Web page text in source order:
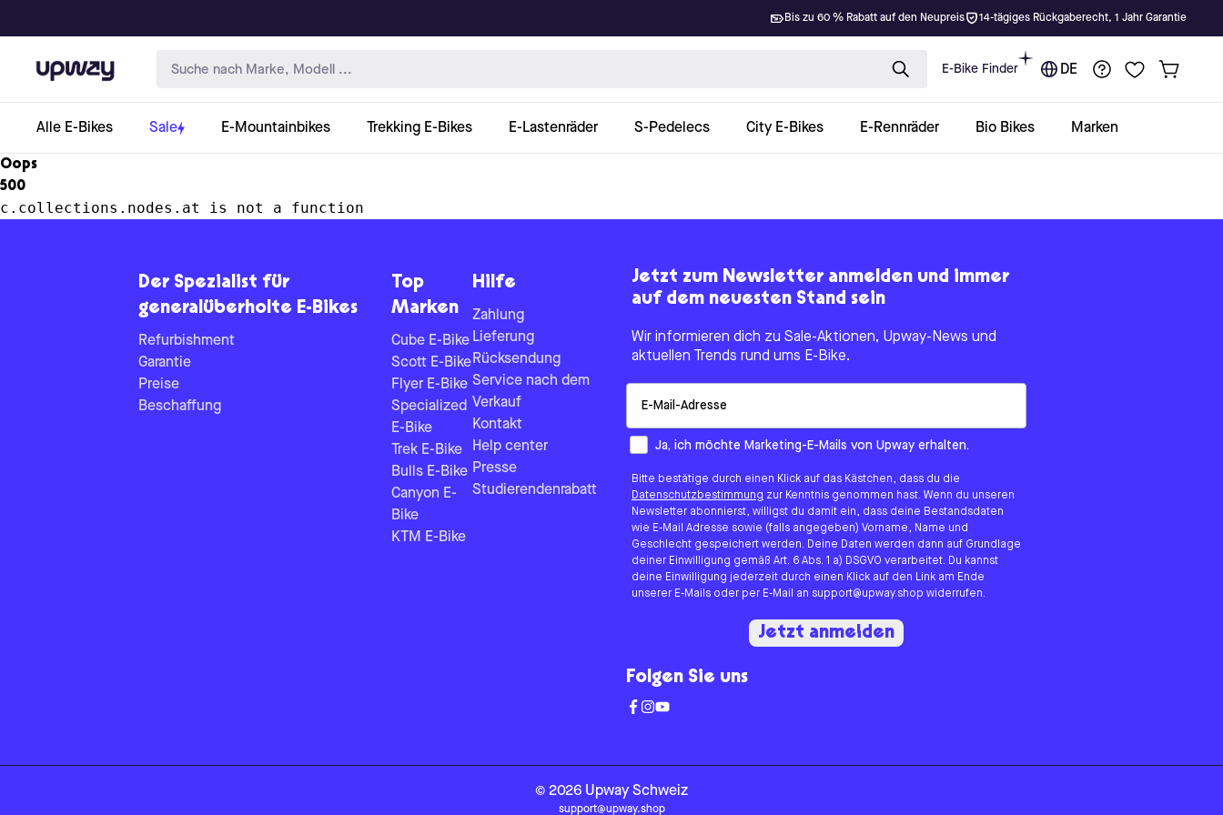
Bis zu 60 % Rabatt auf den Neupreis 14-tägiges Rückgaberecht, 1 Jahr Garantie
Upway E-Bike Finder DE
Alle E-Bikes Sale E-Mountainbikes Trekking E-Bikes E-Lastenräder S-Pedelecs City E-Bikes E-Rennräder Bio Bikes Marken
Oops
500
c.collections.nodes.at is not a function
Der Spezialist für
generalüberholte E-Bikes
Refurbishment
Garantie
Preise
Beschaffung
Top
Marken
Cube E-Bike
Scott E-Bike
Flyer E-Bike
Specialized
E-Bike
Trek E-Bike
Bulls E-Bike
Canyon E-
Bike
KTM E-Bike
Hilfe
Zahlung
Lieferung
Rücksendung
Service nach dem
Verkauf
Kontakt
Help center
Presse
Studierendenrabatt
Jetzt zum Newsletter anmelden und immer
auf dem neuesten Stand sein
Wir informieren dich zu Sale-Aktionen, Upway-News und
aktuellen Trends rund ums E-Bike.
How would you like to hear from us?
Ja, ich möchte Marketing-E-Mails von Upway erhalten.
Bitte bestätige durch einen Klick auf das Kästchen, dass du die
Datenschutzbestimmung zur Kenntnis genommen hast. Wenn du unseren
Newsletter abonnierst, willigst du damit ein, dass deine Bestandsdaten
wie E-Mail Adresse sowie (falls angegeben) Vorname, Name und
Geschlecht gespeichert werden. Deine Daten werden dann auf Grundlage
deiner Einwilligung gemäß Art. 6 Abs. 1 a) DSGVO verarbeitet. Du kannst
deine Einwilligung jederzeit durch einen Klick auf den Link am Ende
unserer E-Mails oder per E-Mail an support@upway.shop widerrufen.
Jetzt anmelden
Folgen Sie uns
© 2026 Upway Schweiz
support@upway.shop